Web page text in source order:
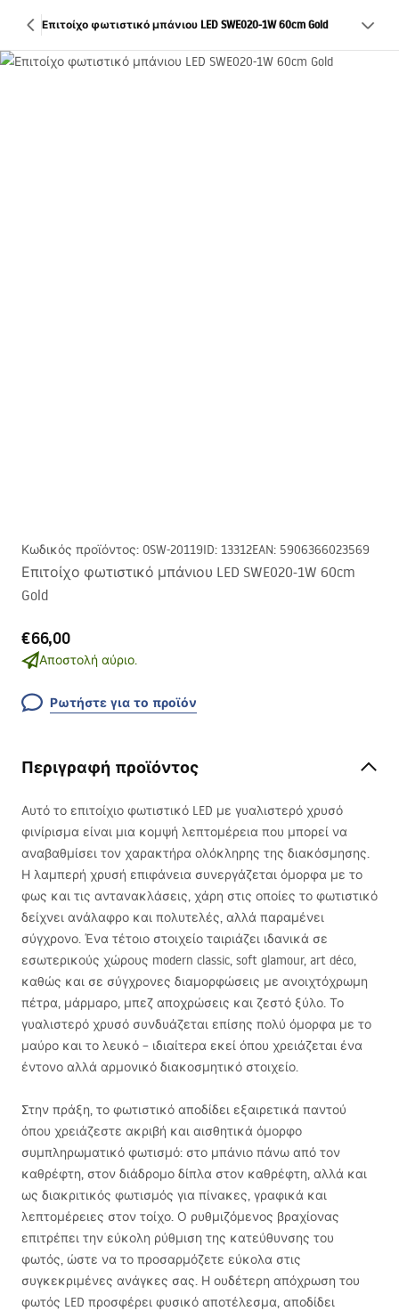
Επιτοίχο φωτιστικό μπάνιου LED SWE020-1W 60cm Gold
Κωδικός προϊόντος: OSW-20119ID: 13312EAN: 5906366023569
Επιτοίχο φωτιστικό μπάνιου LED SWE020-1W 60cm
Gold
€66,00
Αποστολή αύριο.
Ρωτήστε για το προϊόν
Περιγραφή προϊόντος
Αυτό το επιτοίχιο φωτιστικό LED με γυαλιστερό χρυσό
φινίρισμα είναι μια κομψή λεπτομέρεια που μπορεί να
αναβαθμίσει τον χαρακτήρα ολόκληρης της διακόσμησης.
Η λαμπερή χρυσή επιφάνεια συνεργάζεται όμορφα με το
φως και τις αντανακλάσεις, χάρη στις οποίες το φωτιστικό
δείχνει ανάλαφρο και πολυτελές, αλλά παραμένει
σύγχρονο. Ένα τέτοιο στοιχείο ταιριάζει ιδανικά σε
εσωτερικούς χώρους modern classic, soft glamour, art déco,
καθώς και σε σύγχρονες διαμορφώσεις με ανοιχτόχρωμη
πέτρα, μάρμαρο, μπεζ αποχρώσεις και ζεστό ξύλο. Το
γυαλιστερό χρυσό συνδυάζεται επίσης πολύ όμορφα με το
μαύρο και το λευκό – ιδιαίτερα εκεί όπου χρειάζεται ένα
έντονο αλλά αρμονικό διακοσμητικό στοιχείο.
Στην πράξη, το φωτιστικό αποδίδει εξαιρετικά παντού
όπου χρειάζεστε ακριβή και αισθητικά όμορφο
συμπληρωματικό φωτισμό: στο μπάνιο πάνω από τον
καθρέφτη, στον διάδρομο δίπλα στον καθρέφτη, αλλά και
ως διακριτικός φωτισμός για πίνακες, γραφικά και
λεπτομέρειες στον τοίχο. Ο ρυθμιζόμενος βραχίονας
επιτρέπει την εύκολη ρύθμιση της κατεύθυνσης του
φωτός, ώστε να το προσαρμόζετε εύκολα στις
συγκεκριμένες ανάγκες σας. Η ουδέτερη απόχρωση του
φωτός LED προσφέρει φυσικό αποτέλεσμα, αποδίδει